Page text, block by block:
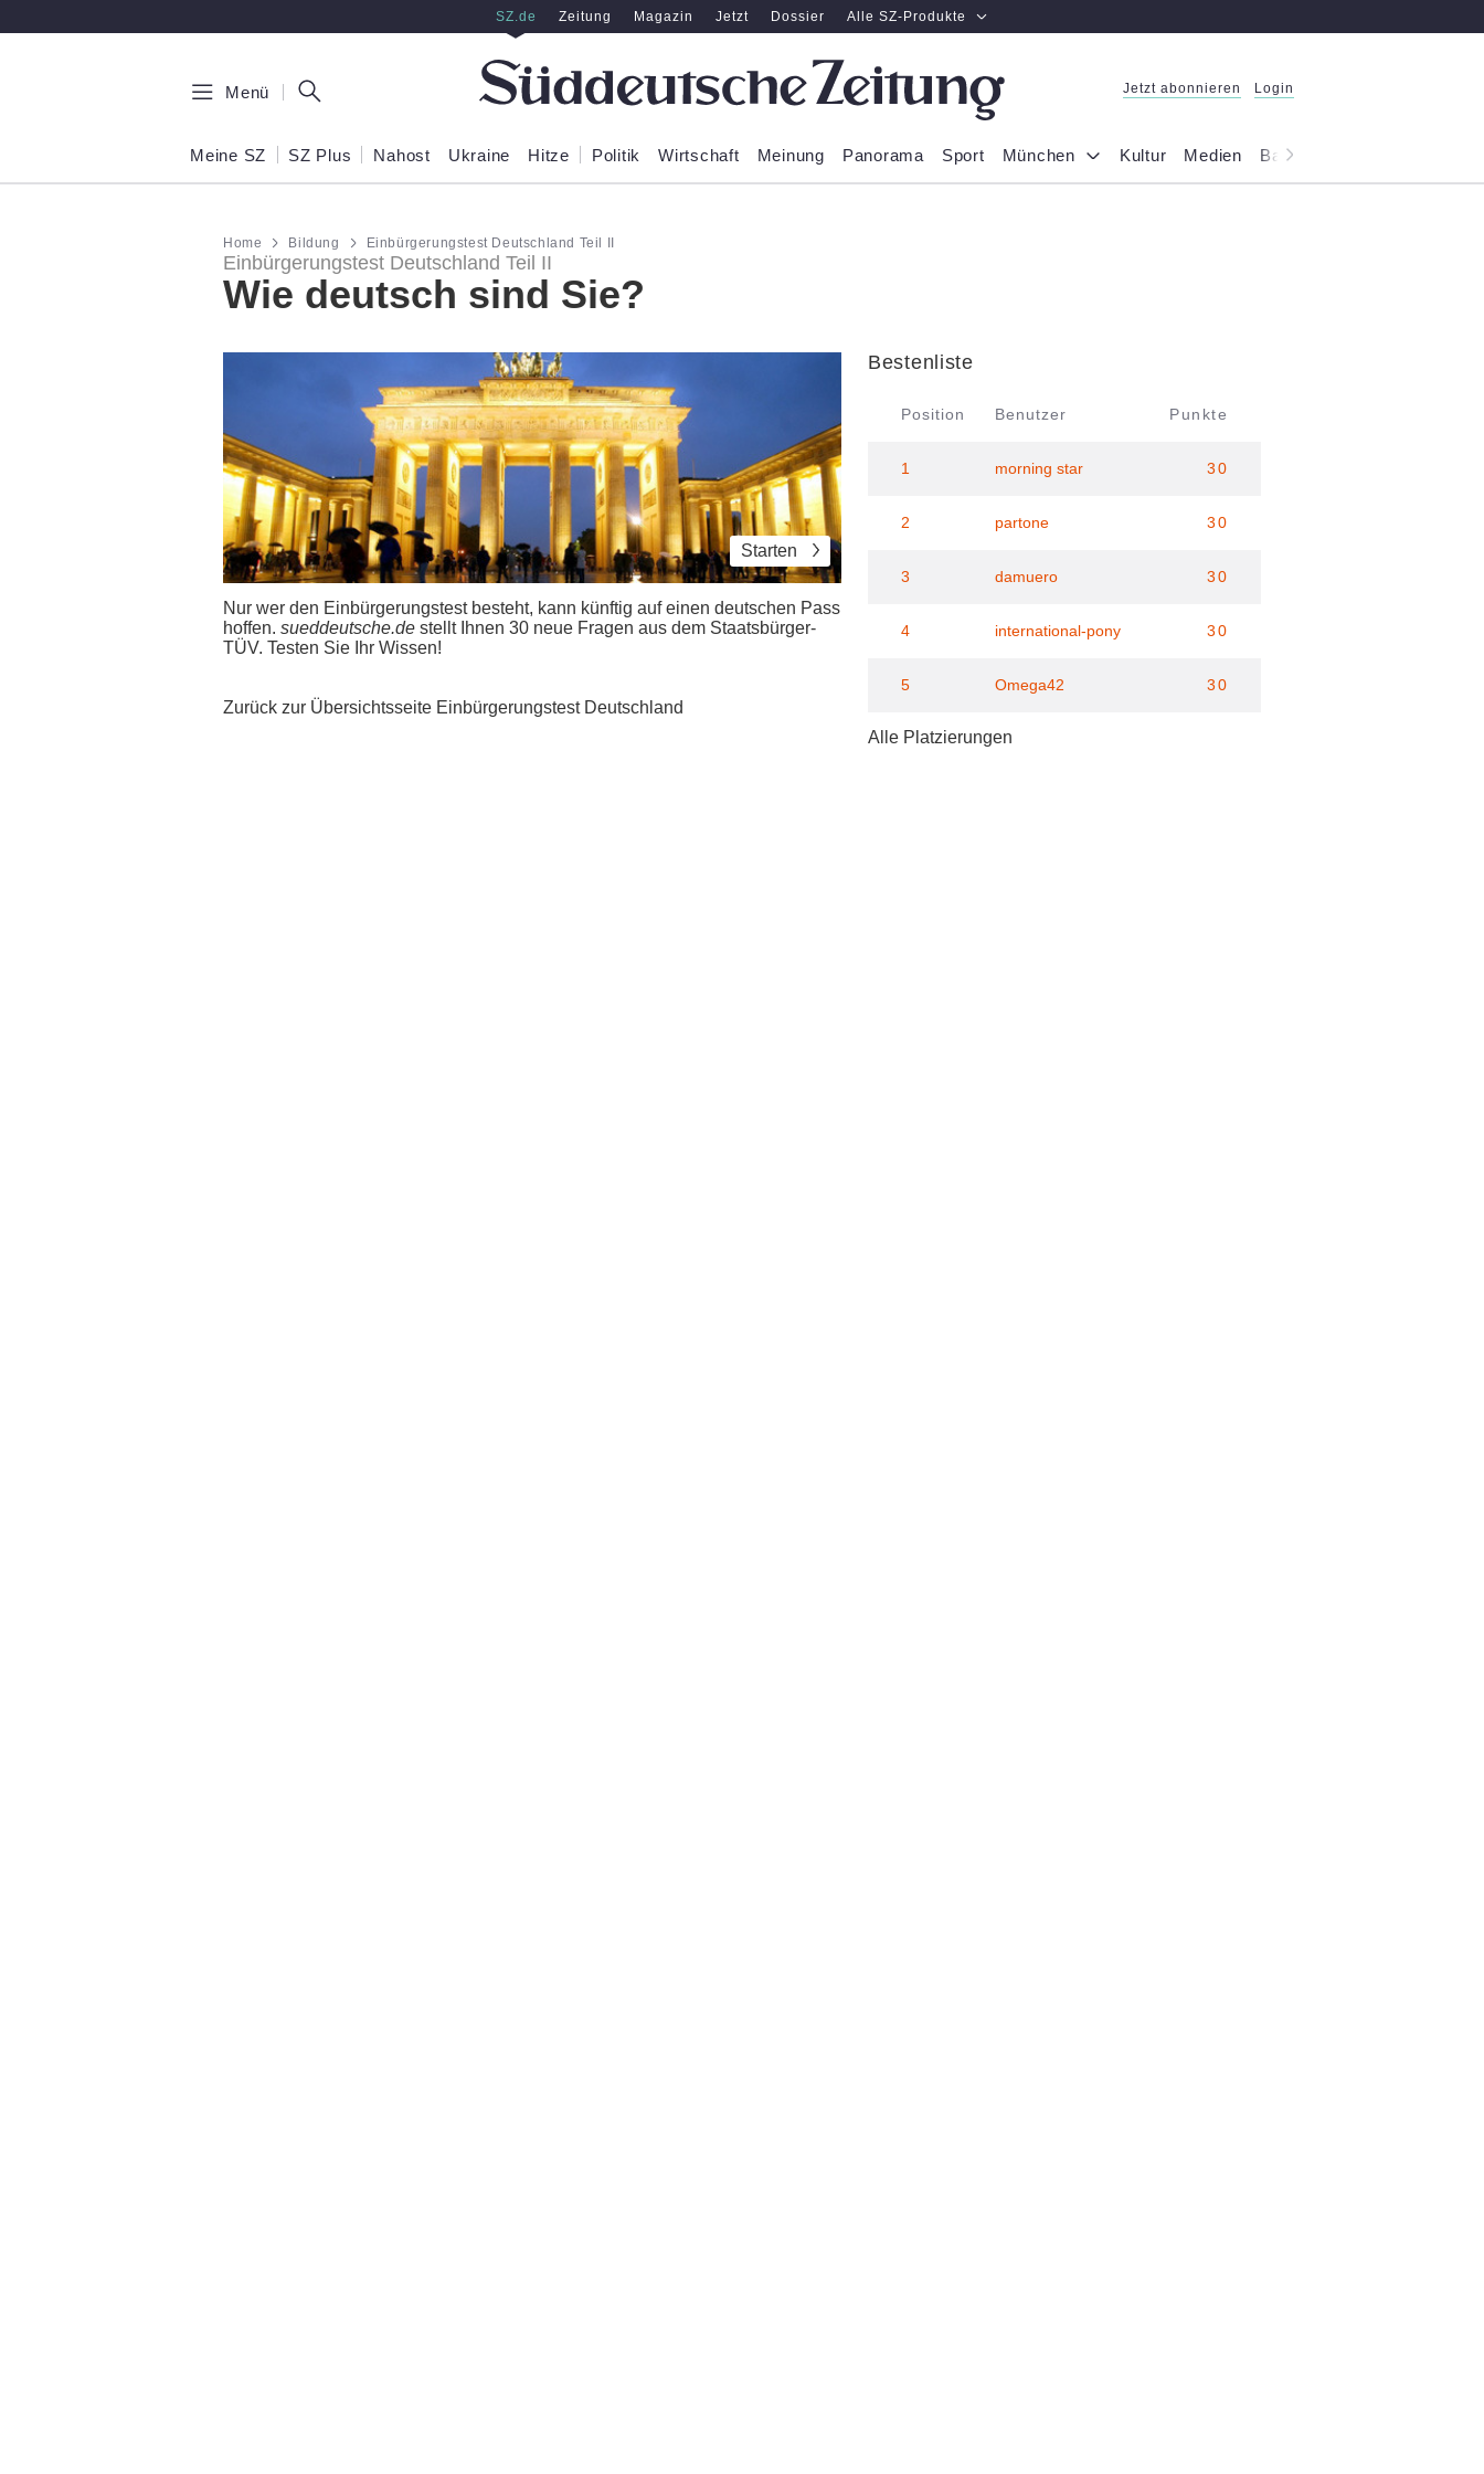
SZ.de Zeitung Magazin Jetzt Dossier Alle SZ-Produkte
Menü Jetzt abonnieren Login
Meine SZ SZ Plus Nahost Ukraine Hitze Politik Wirtschaft Meinung Panorama Sport München Kultur Medien Bayern
Home Bildung Einbürgerungstest Deutschland Teil II
Einbürgerungstest Deutschland Teil II
Wie deutsch sind Sie?
Starten
Nur wer den Einbürgerungstest besteht, kann künftig auf einen deutschen Pass
hoffen. sueddeutsche.de stellt Ihnen 30 neue Fragen aus dem Staatsbürger-
TÜV. Testen Sie Ihr Wissen!
Zurück zur Übersichtsseite Einbürgerungstest Deutschland
Bestenliste
Position Benutzer Punkte
1 morning star 30
2 partone 30
3 damuero 30
4 international-pony 30
5 Omega42 30
Alle Platzierungen